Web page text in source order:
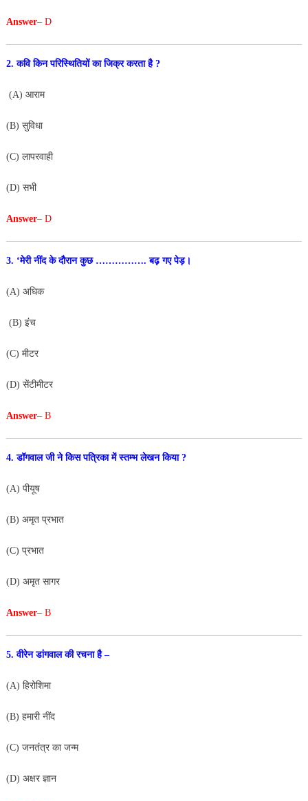
Answer– D
2. कवि किन परिस्थितियों का जिक्र करता है ?
(A) आराम
(B) सुविधा
(C) लापरवाही
(D) सभी
Answer– D
3. ‘मेरी नींद के दौरान कुछ ……………. बढ़ गए पेड़।
(A) अधिक
(B) इंच
(C) मीटर
(D) सेंटीमीटर
Answer– B
4. डॉगवाल जी ने किस पत्रिका में स्तम्भ लेखन किया ?
(A) पीयूष
(B) अमृत प्रभात
(C) प्रभात
(D) अमृत सागर
Answer– B
5. वीरेन डांगवाल की रचना है –
(A) हिरोशिमा
(B) हमारी नींद
(C) जनतंत्र का जन्म
(D) अक्षर ज्ञान